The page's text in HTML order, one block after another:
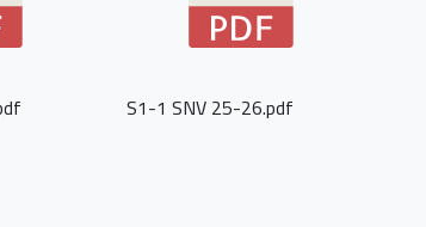
S1-1 SNV 25-26.pdf